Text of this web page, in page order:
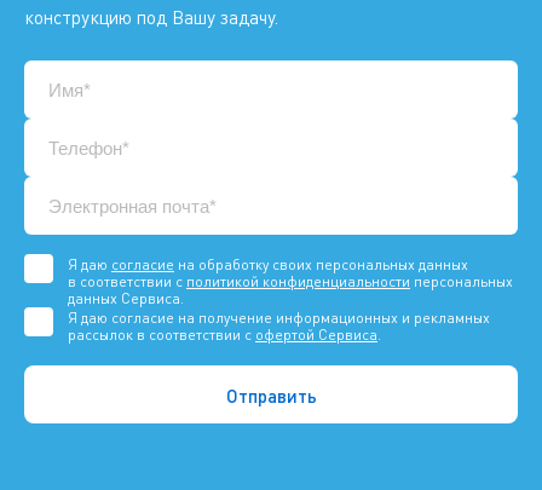
конструкцию под Вашу задачу.
Я даю согласие на обработку своих персональных данных
в соответствии с политикой конфиденциальности персональных
данных Сервиса.
Я даю согласие на получение информационных и рекламных
рассылок в соответствии с офертой Сервиса.